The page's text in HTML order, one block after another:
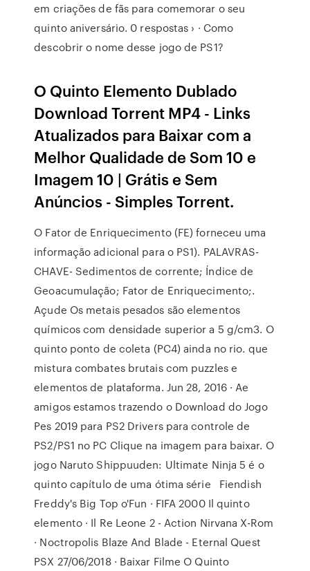
em criações de fãs para comemorar o seu
quinto aniversário. 0 respostas › · Como
descobrir o nome desse jogo de PS1?
O Quinto Elemento Dublado
Download Torrent MP4 - Links
Atualizados para Baixar com a
Melhor Qualidade de Som 10 e
Imagem 10 | Grátis e Sem
Anúncios - Simples Torrent.
O Fator de Enriquecimento (FE) forneceu uma
informação adicional para o PS1). PALAVRAS-
CHAVE- Sedimentos de corrente; Índice de
Geoacumulação; Fator de Enriquecimento;.
Açude Os metais pesados são elementos
químicos com densidade superior a 5 g/cm3. O
quinto ponto de coleta (PC4) ainda no rio. que
mistura combates brutais com puzzles e
elementos de plataforma. Jun 28, 2016 · Ae
amigos estamos trazendo o Download do Jogo
Pes 2019 para PS2 Drivers para controle de
PS2/PS1 no PC Clique na imagem para baixar. O
jogo Naruto Shippuuden: Ultimate Ninja 5 é o
quinto capítulo de uma ótima série Fiendish
Freddy's Big Top o'Fun · FIFA 2000 Il quinto
elemento · Il Re Leone 2 - Action Nirvana X-Rom
· Noctropolis Blaze And Blade - Eternal Quest
PSX 27/06/2018 · Baixar Filme O Quinto